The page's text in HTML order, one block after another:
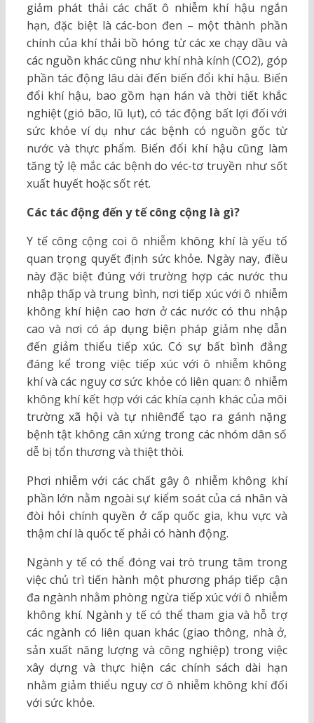
giảm phát thải các chất ô nhiễm khí hậu ngắn
hạn, đặc biệt là các-bon đen – một thành phần
chính của khí thải bồ hóng từ các xe chạy dầu và
các nguồn khác cũng như khí nhà kính (CO2), góp
phần tác động lâu dài đến biến đổi khí hậu. Biến
đổi khí hậu, bao gồm hạn hán và thời tiết khắc
nghiệt (gió bão, lũ lụt), có tác động bất lợi đối với
sức khỏe ví dụ như các bệnh có nguồn gốc từ
nước và thực phẩm. Biến đổi khí hậu cũng làm
tăng tỷ lệ mắc các bệnh do véc-tơ truyền như sốt
xuất huyết hoặc sốt rét.
Các tác động đến y tế công cộng là gì?
Y tế công cộng coi ô nhiễm không khí là yếu tố
quan trọng quyết định sức khỏe. Ngày nay, điều
này đặc biệt đúng với trường hợp các nước thu
nhập thấp và trung bình, nơi tiếp xúc với ô nhiễm
không khí hiện cao hơn ở các nước có thu nhập
cao và nơi có áp dụng biện pháp giảm nhẹ dẫn
đến giảm thiểu tiếp xúc. Có sự bất bình đẳng
đáng kể trong việc tiếp xúc với ô nhiễm không
khí và các nguy cơ sức khỏe có liên quan: ô nhiễm
không khí kết hợp với các khía cạnh khác của môi
trường xã hội và tự nhiênđể tạo ra gánh nặng
bệnh tật không cân xứng trong các nhóm dân số
dễ bị tổn thương và thiệt thòi.
Phơi nhiễm với các chất gây ô nhiễm không khí
phần lớn nằm ngoài sự kiểm soát của cá nhân và
đòi hỏi chính quyền ở cấp quốc gia, khu vực và
thậm chí là quốc tế phải có hành động.
Ngành y tế có thể đóng vai trò trung tâm trong
việc chủ trì tiến hành một phương pháp tiếp cận
đa ngành nhằm phòng ngừa tiếp xúc với ô nhiễm
không khí. Ngành y tế có thể tham gia và hỗ trợ
các ngành có liên quan khác (giao thông, nhà ở,
sản xuất năng lượng và công nghiệp) trong việc
xây dựng và thực hiện các chính sách dài hạn
nhằm giảm thiểu nguy cơ ô nhiễm không khí đối
với sức khỏe.